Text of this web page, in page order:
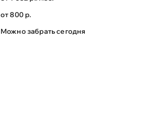
от 800 р.
Можно забрать сегодня